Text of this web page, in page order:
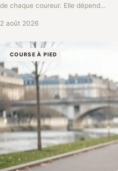
de chaque coureur. Elle dépend…
2 août 2026
COURSE À PIED